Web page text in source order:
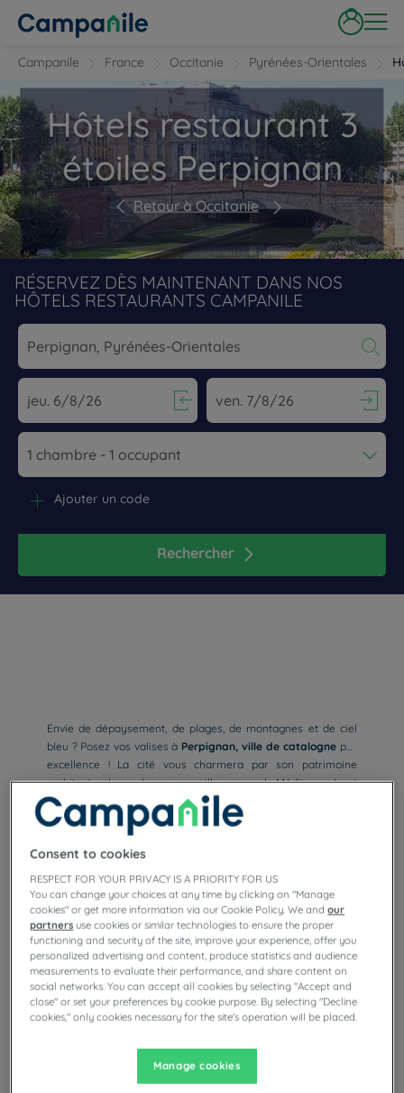
Campanile France Occitanie Pyrénées-Orientales
Hôtels restaurant 3
étoiles Perpignan
Retour à Occitanie
RÉSERVEZ DÈS MAINTENANT DANS NOS
HÔTELS RESTAURANTS CAMPANILE
Navigate forward to interact with the calendar and select a
Navigate backward to interact
Rechercher
Ajouter un code
Envie de dépaysement, de plages, de montagnes et de ciel
bleu ? Posez vos valises à Perpignan, ville de catalogne par
excellence ! La cité vous charmera par son patrimoine
architectural, ses plages merveilleuses sur la Méditerranée et
sa vue exceptionnelle sur le mont Canigou. Dans les
Pyrénées-Orientales, entre mer et montagne, vivez une
expérience unique au cœur d’une cité de caractère. Entourée
par un environnement naturel privilégié, Perpignan vous fera
goûter à ladouceur de vivre occitane. En voyage d’affaires
ou en vacances en famille, la cité catalane vous réserve de
belles surprises !
Votre séjour à Perpignan dans un hôtel
3 étoiles
Réservez votre chambre dans l’un de nos hôtels-restaurants
3 étoiles nichés au cœur duPays catalan. Nos établissem
Lire la suite
Consent to cookies
RESPECT FOR YOUR PRIVACY IS A PRIORITY FOR US
You can change your choices at any time by clicking on "Manage
cookies" or get more information via our Cookie Policy. We andour
partners use cookies or similar technologies to ensure the proper
functioning and security of the site, improve your experience, offer you
personalized advertising and content, produce statistics and audience
measurements to evaluate their performance, and share content on
social networks. You can accept all cookies by selecting "Accept and
close" or set your preferences by cookie purpose. By selecting "Decline
cookies," only cookies necessary for the site's operation will be placed.
Manage cookies